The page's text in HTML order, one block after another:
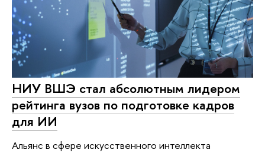
НИУ ВШЭ стал абсолютным лидером
рейтинга вузов по подготовке кадров
для ИИ
Альянс в сфере искусственного интеллекта